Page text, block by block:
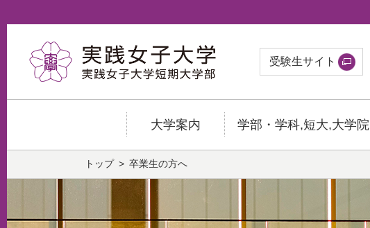
受験生サイト
大学案内 学部・学科,短大,大学院
トップ 卒業生の方へ